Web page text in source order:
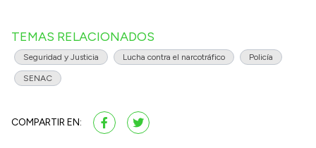
TEMAS RELACIONADOS
Seguridad y Justicia Lucha contra el narcotráfico Policía
SENAC
COMPARTIR EN: